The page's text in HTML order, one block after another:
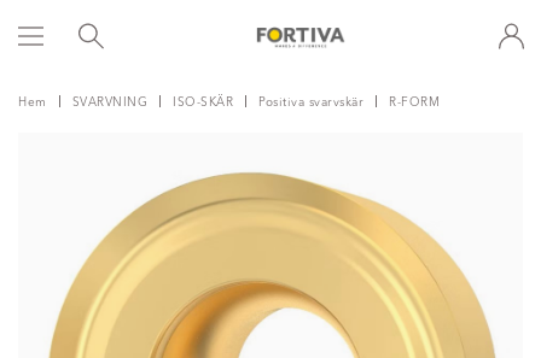
Hem SVARVNING ISO-SKÄR Positiva svarvskär R-FORM